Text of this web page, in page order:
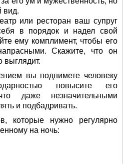
вид.
или ресторан ваш супруг
в порядок и надел свой
ему комплимент, чтобы его
Скажите, что он
выглядит.
вы поднимете человеку
повысите его
даже незначительными
и подбадривать.
которые нужно регулярно
на ночь: